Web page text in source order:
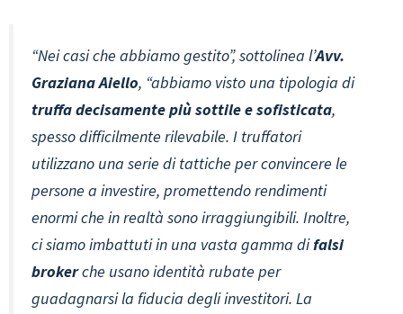
“Nei casi che abbiamo gestito”, sottolinea l’Avv.
Graziana Aiello, “abbiamo visto una tipologia di
truffa decisamente più sottile e sofisticata,
spesso difficilmente rilevabile. I truffatori
utilizzano una serie di tattiche per convincere le
persone a investire, promettendo rendimenti
enormi che in realtà sono irraggiungibili. Inoltre,
ci siamo imbattuti in una vasta gamma difalsi
brokerche usano identità rubate per
guadagnarsi la fiducia degli investitori. La